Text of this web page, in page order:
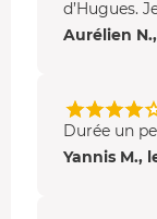
d’Hugues.
Aurélien
Durée un
Yannis M.,